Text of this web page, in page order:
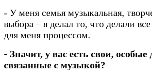
- У меня семья музыкальная,
выбора – я делал то, что делали
для меня процессом.
- Значит, у вас есть свои,
связанные с музыкой?